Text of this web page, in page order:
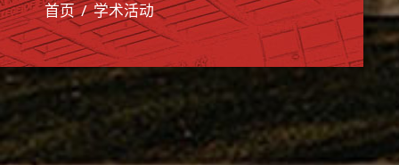
首页 学术活动